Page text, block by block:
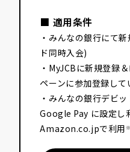
■ 適用条件
・みんなの銀行にて
ド同時入会)
・MyJCBに新規登録
ペーンに参加登録して
・みんなの銀行デビ
Google Pay に設定し
Amazon.co.jpで利用